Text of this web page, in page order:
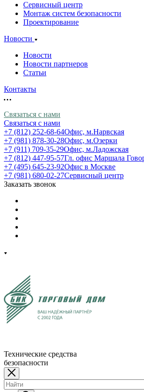
Сервисный центр
Монтаж систем безопасности
Проектирование
Новости
Новости
Новости партнеров
Статьи
Контакты
Связаться с нами
Связаться с нами
+7 (812) 252-68-64Офис, м.Нарвская
+7 (981) 878-30-28Офис, м.Озерки
+7 (911) 709-35-29Офис, м.Ладожская
+7 (812) 447-95-57Гл. офис Маршала
+7 (495) 645-23-92Офис в Москве
+7 (981) 680-02-27Сервисный центр
Заказать звонок
Технические средства
безопасности